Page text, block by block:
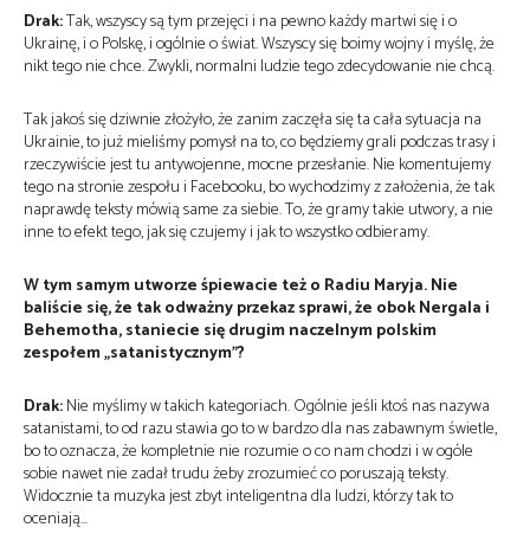
Drak:Tak, wszyscy są tym przejęci i na pewno każdy martwi się i o
Ukrainę, i o Polskę, i ogólnie o świat. Wszyscy się boimy wojny i myślę, że
nikt tego nie chce. Zwykli, normalni ludzie tego zdecydowanie nie chcą.
Tak jakoś się dziwnie złożyło, że zanim zaczęła się ta cała sytuacja na
Ukrainie, to już mieliśmy pomysł na to, co będziemy grali podczas trasy i
rzeczywiście jest tu antywojenne, mocne przesłanie. Nie komentujemy
tego na stronie zespołu i Facebooku, bo wychodzimy z założenia, że tak
naprawdę teksty mówią same za siebie. To, że gramy takie utwory, a nie
inne to efekt tego, jak się czujemy i jak to wszystko odbieramy.
W tym samym utworze śpiewacie też o Radiu Maryja. Nie
baliście się, że tak odważny przekaz sprawi, że obok Nergala i
Behemotha, staniecie się drugim naczelnym polskim
zespołem „satanistycznym”?
Drak:Nie myślimy w takich kategoriach. Ogólnie jeśli ktoś nas nazywa
satanistami, to od razu stawia go to w bardzo dla nas zabawnym świetle,
bo to oznacza, że kompletnie nie rozumie o co nam chodzi i w ogóle
sobie nawet nie zadał trudu żeby zrozumieć co poruszają teksty.
Widocznie ta muzyka jest zbyt inteligentna dla ludzi, którzy tak to
oceniają…